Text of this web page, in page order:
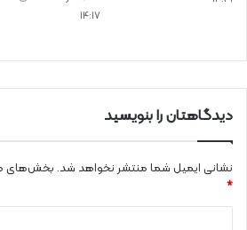
14:17
دیدگاهتان را بنویسید
نشانی ایمیل شما منتشر نخواهد شد. بخش‌های
*